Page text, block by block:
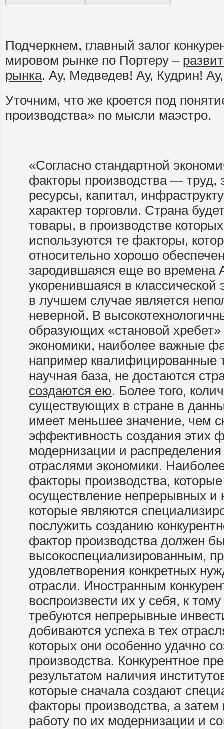
Подчеркнем, главный залог
мировом рынке по Портеру –
рынка. Ау, Медведев! Ау, Кудрин!
Уточним, что же кроется под
производства» по мысли маэстро.
«Согласно стандартной
факторы производства — труд,
ресурсы, капитал,
характер торговли. Страна
товары, в производстве
используются те факторы,
относительно хорошо
зародившаяся еще во времена
укоренившаяся в классической
в лучшем случае является
неверной. В
образующих «становой
экономики, наиболее важные
например квалифицированные
научная база, не достаются
создаются ею. Более того,
существующих в стране в
имеет меньшее значение, чем
эффективность создания этих
модернизации и
отраслями экономики.
факторы производства,
осуществление непрерывных и
которые являются
послужить созданию
фактор производства должен
высокоспециализированным,
удовлетворения конкретных
отрасли. Иностранным
воспроизвести их у себя, к
требуются непрерывные
добиваются успеха в тех
которых они особенно удачно
производства. Конкурентное
результатом наличия
которые сначала создают
факторы производства, а
работу по их модернизации и